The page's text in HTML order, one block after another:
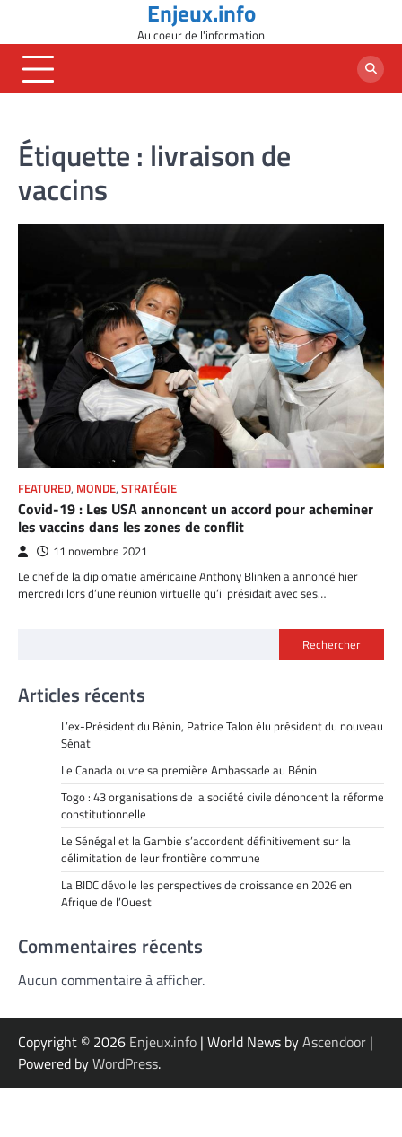
content
Enjeux.info
Au coeur de l'information
Étiquette : livraison de
vaccins
FEATURED, MONDE, STRATÉGIE
Covid-19 : Les USA annoncent un accord pour acheminer
les vaccins dans les zones de conflit
11 novembre 2021
Le chef de la diplomatie américaine Anthony Blinken a annoncé hier
mercredi lors d’une réunion virtuelle qu’il présidait avec ses…
Rechercher
Articles récents
L’ex-Président du Bénin, Patrice Talon élu président du nouveau
Sénat
Le Canada ouvre sa première Ambassade au Bénin
Togo : 43 organisations de la société civile dénoncent la réforme
constitutionnelle
Le Sénégal et la Gambie s’accordent définitivement sur la
délimitation de leur frontière commune
La BIDC dévoile les perspectives de croissance en 2026 en
Afrique de l’Ouest
Commentaires récents
Aucun commentaire à afficher.
Copyright © 2026 Enjeux.info | World News byAscendoor |
Powered byWordPress.